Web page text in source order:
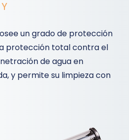
un grado de protección
protección total contra el
de agua en
y permite su limpieza con